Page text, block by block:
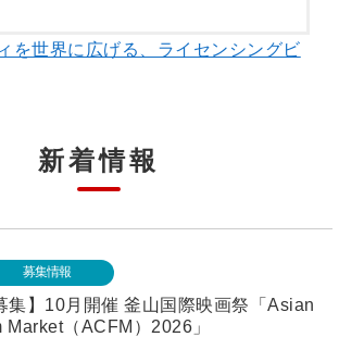
を世界に広げる、ライセンシングビ
新着情報
募集情報
集】10月開催 釜山国際映画祭「Asian
（ACFM）2026」